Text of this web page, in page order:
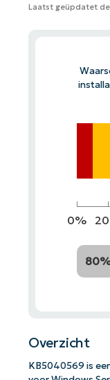
Laatst geüpdatet
0%
Overzicht
KB5040569 is